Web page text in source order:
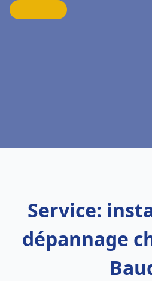
Service:
dépannage